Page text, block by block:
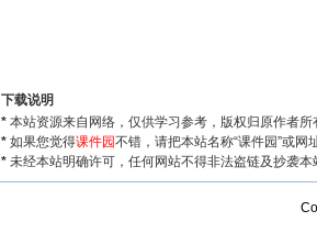
下载说明
* 本站资源来自网络，仅供学习参考，版权归原作者所
* 如果您觉得课件园不错，请把本站名称“课件园”或网
* 未经本站明确许可，任何网站不得非法盗链及抄袭